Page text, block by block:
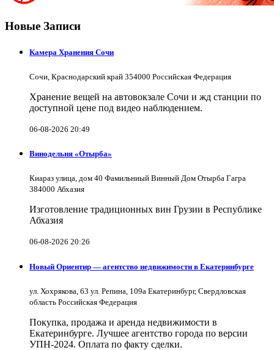
Новые Записи
Камера Хранения Сочи
Сочи, Краснодарский край 354000 Российская Федерация
Хранение вещей на автовокзале Сочи и жд станции по
доступной цене под видео наблюдением.
06-08-2026 20:49
Винодельня «Отырба»
Киараз улица, дом 40 Фамильниый Винный Дом Отырба Гагра
384000 Абхазия
Изготовление традиционных вин Грузии в Республике
Абхазия
06-08-2026 20:26
Новый Ориентир — агентство недвижимости в Екатеринбурге
ул. Хохрякова, 63 ул. Репина, 109a Екатеринбург, Свердловская
область Российская Федерация
Покупка, продажа и аренда недвижимости в
Екатеринбурге. Лучшее агентство города по версии
УПН-2024. Оплата по факту сделки.